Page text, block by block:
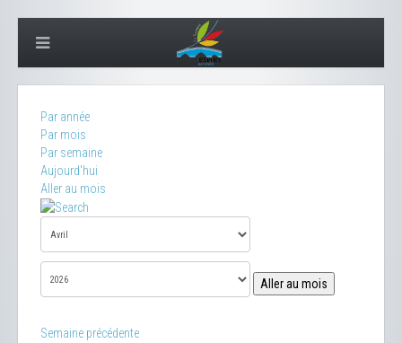
Par année
Par mois
Par semaine
Aujourd'hui
Aller au mois
Aller au mois
Semaine précédente